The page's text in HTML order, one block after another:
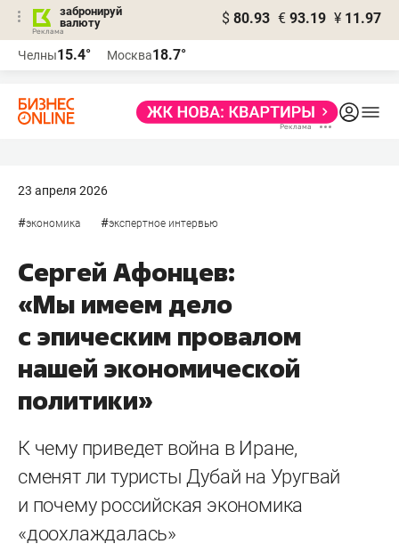
забронируй
валюту
$ 80.93 € 93.19 ¥ 11.97
Челны15.4° Москва18.7°
23 апреля 2026
#экономика #экспертное интервью
Сергей Афонцев:
«Мы имеем дело
с эпическим провалом
нашей экономической
политики»
К чему приведет война в Иране,
сменят ли туристы Дубай на Уругвай
и почему российская экономика
«доохлаждалась»